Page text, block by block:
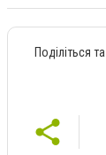
Поділіться